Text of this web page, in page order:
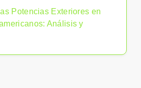
Potencias Exteriores en
Análisis y